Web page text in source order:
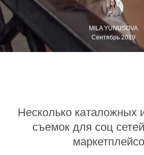
MILA YUNUSOVA
Сентябрь 2019
Несколько каталожных
съемок для соц